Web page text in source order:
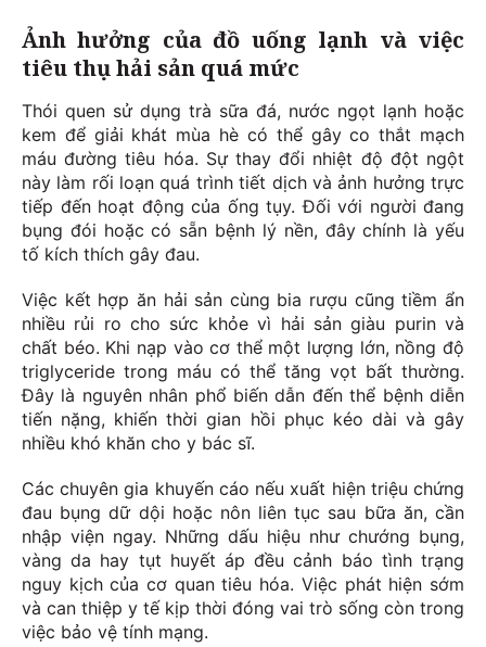
Ảnh hưởng của đồ uống lạnh và việc
tiêu thụ hải sản quá mức
Thói quen sử dụng trà sữa đá, nước ngọt lạnh hoặc
kem để giải khát mùa hè có thể gây co thắt mạch
máu đường tiêu hóa. Sự thay đổi nhiệt độ đột ngột
này làm rối loạn quá trình tiết dịch và ảnh hưởng trực
tiếp đến hoạt động của ống tụy. Đối với người đang
bụng đói hoặc có sẵn bệnh lý nền, đây chính là yếu
tố kích thích gây đau.
Việc kết hợp ăn hải sản cùng bia rượu cũng tiềm ẩn
nhiều rủi ro cho sức khỏe vì hải sản giàu purin và
chất béo. Khi nạp vào cơ thể một lượng lớn, nồng độ
triglyceride trong máu có thể tăng vọt bất thường.
Đây là nguyên nhân phổ biến dẫn đến thể bệnh diễn
tiến nặng, khiến thời gian hồi phục kéo dài và gây
nhiều khó khăn cho y bác sĩ.
Các chuyên gia khuyến cáo nếu xuất hiện triệu chứng
đau bụng dữ dội hoặc nôn liên tục sau bữa ăn, cần
nhập viện ngay. Những dấu hiệu như chướng bụng,
vàng da hay tụt huyết áp đều cảnh báo tình trạng
nguy kịch của cơ quan tiêu hóa. Việc phát hiện sớm
và can thiệp y tế kịp thời đóng vai trò sống còn trong
việc bảo vệ tính mạng.